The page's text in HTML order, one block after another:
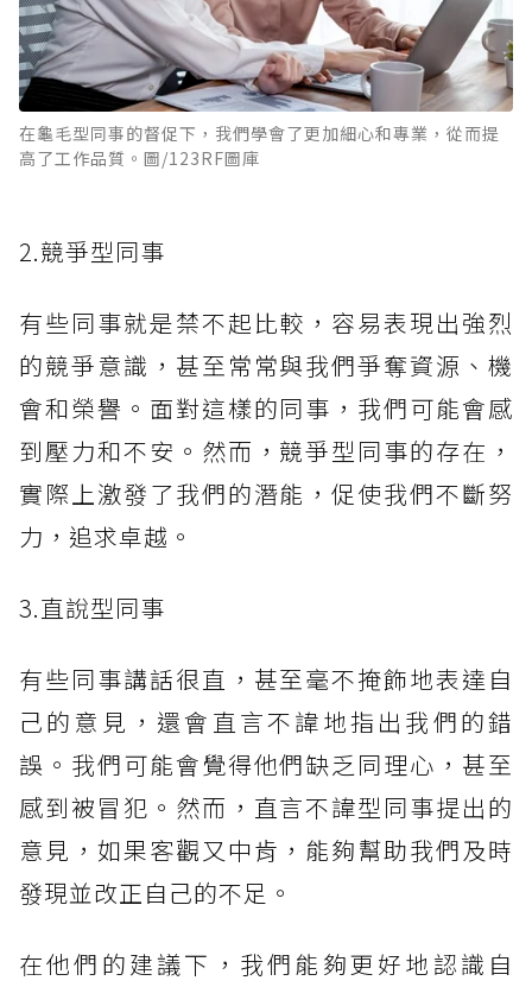
在龜毛型同事的督促下，我們學會了更加細心和專業，從而提
高了工作品質。圖/123RF圖庫
2.競爭型同事
有些同事就是禁不起比較，容易表現出強烈
的競爭意識，甚至常常與我們爭奪資源、機
會和榮譽。面對這樣的同事，我們可能會感
到壓力和不安。然而，競爭型同事的存在，
實際上激發了我們的潛能，促使我們不斷努
力，追求卓越。
3.直說型同事
有些同事講話很直，甚至毫不掩飾地表達自
己的意見，還會直言不諱地指出我們的錯
誤。我們可能會覺得他們缺乏同理心，甚至
感到被冒犯。然而，直言不諱型同事提出的
意見，如果客觀又中肯，能夠幫助我們及時
發現並改正自己的不足。
在他們的建議下，我們能夠更好地認識自